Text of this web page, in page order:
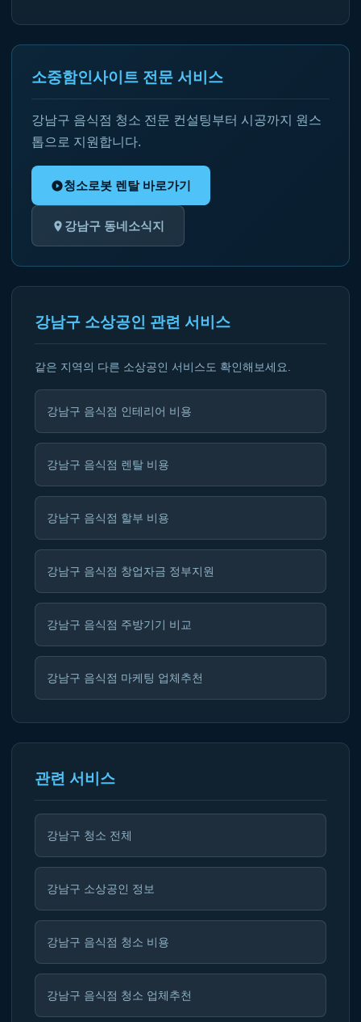
소중함인사이트 전문 서비스
강남구 음식점 청소 전문 컨설팅부터 시공까지 원스
톱으로 지원합니다.
청소로봇 렌탈 바로가기
강남구 동네소식지
강남구 소상공인 관련 서비스
같은 지역의 다른 소상공인 서비스도 확인해보세요.
강남구 음식점 인테리어 비용
강남구 음식점 렌탈 비용
강남구 음식점 할부 비용
강남구 음식점 창업자금 정부지원
강남구 음식점 주방기기 비교
강남구 음식점 마케팅 업체추천
관련 서비스
강남구 청소 전체
강남구 소상공인 정보
강남구 음식점 청소 비용
강남구 음식점 청소 업체추천